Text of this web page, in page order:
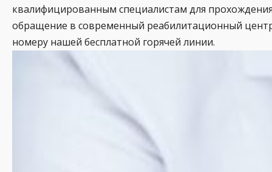
квалифицированным специалистам для
обращение в современный реабилитационный
номеру нашей бесплатной горячей линии.